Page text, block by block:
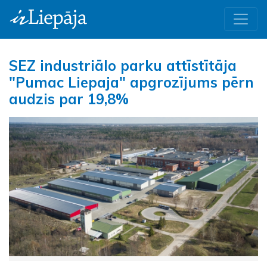
SEZ industriālo parku attīstītāja
"Pumac Liepaja" apgrozījums pērn
audzis par 19,8%